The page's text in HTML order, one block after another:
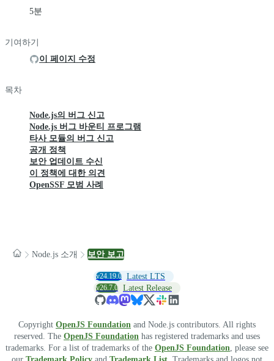
5분
기여하기
이 페이지 수정
목차
Node.js의 버그 신고
Node.js 버그 바운티 프로그램
타사 모듈의 버그 신고
공개 정책
보안 업데이트 수신
이 정책에 대한 의견
OpenSSF 모범 사례
Node.js 소개 보안 보고
v24.19.0 Latest LTS
v26.7.0 Latest Release
Copyright OpenJS Foundation and Node.js contributors. All rights
reserved. The OpenJS Foundation has registered trademarks and uses
trademarks. For a list of trademarks of the OpenJS Foundation, please see